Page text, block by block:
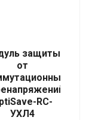
защиты
от
RC-
УХЛ4